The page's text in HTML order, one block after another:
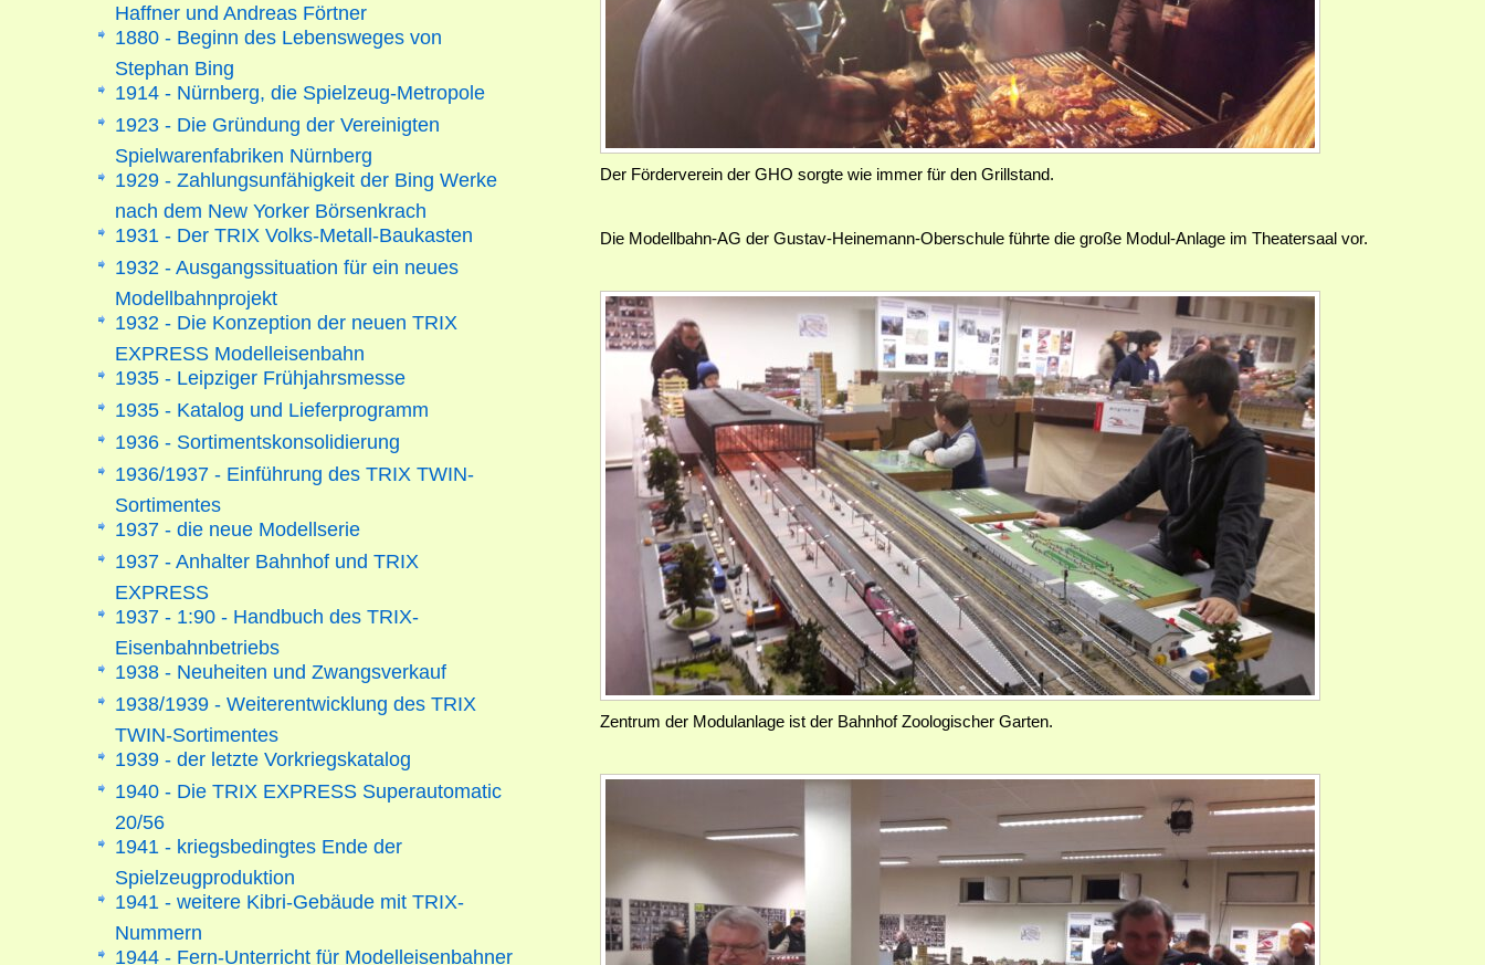
Der Förderverein der GHO sorgte wie immer für den Grillstand.
Die Modellbahn-AG der Gustav-Heinemann-Oberschule führte die große Modul-Anlage im Theatersaal vor.
Zentrum der Modulanlage ist der Bahnhof Zoologischer Garten.
Haffner und Andreas Förtner
1880 - Beginn des Lebensweges von
Stephan Bing
1914 - Nürnberg, die Spielzeug-Metropole
1923 - Die Gründung der Vereinigten
Spielwarenfabriken Nürnberg
1929 - Zahlungsunfähigkeit der Bing Werke
nach dem New Yorker Börsenkrach
1931 - Der TRIX Volks-Metall-Baukasten
1932 - Ausgangssituation für ein neues
Modellbahnprojekt
1932 - Die Konzeption der neuen TRIX
EXPRESS Modelleisenbahn
1935 - Leipziger Frühjahrsmesse
1935 - Katalog und Lieferprogramm
1936 - Sortimentskonsolidierung
1936/1937 - Einführung des TRIX TWIN-
Sortimentes
1937 - die neue Modellserie
1937 - Anhalter Bahnhof und TRIX
EXPRESS
1937 - 1:90 - Handbuch des TRIX-
Eisenbahnbetriebs
1938 - Neuheiten und Zwangsverkauf
1938/1939 - Weiterentwicklung des TRIX
TWIN-Sortimentes
1939 - der letzte Vorkriegskatalog
1940 - Die TRIX EXPRESS Superautomatic
20/56
1941 - kriegsbedingtes Ende der
Spielzeugproduktion
1941 - weitere Kibri-Gebäude mit TRIX-
Nummern
1944 - Fern-Unterricht für Modelleisenbahner